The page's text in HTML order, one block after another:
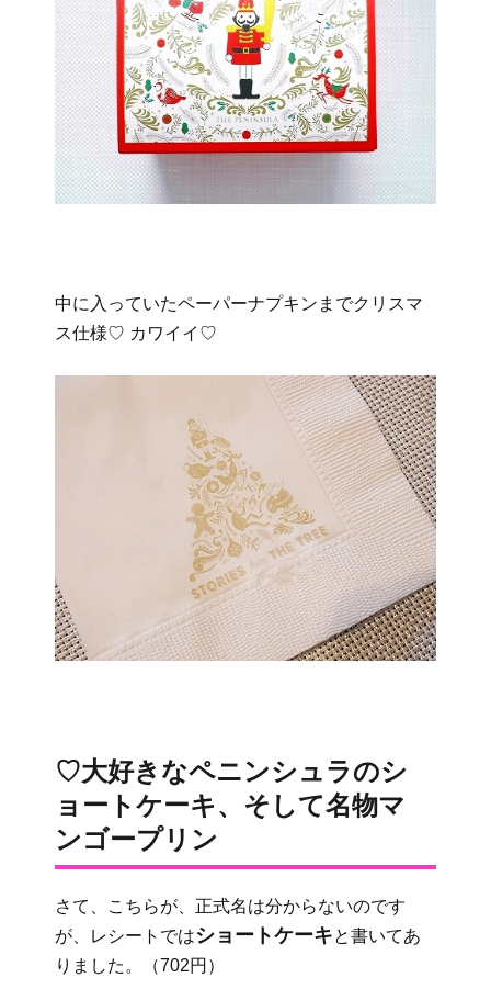
中に入っていたペーパーナプキンまでクリスマ
ス仕様♡ カワイイ♡
♡大好きなペニンシュラのシ
ョートケーキ、そして名物マ
ンゴープリン
さて、こちらが、正式名は分からないのです
が、レシートではショートケーキと書いてあ
りました。（702円）